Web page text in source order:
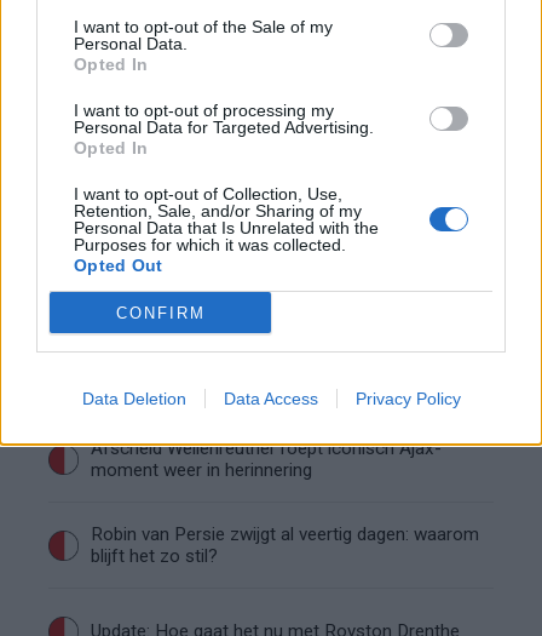
I want to opt-out of the Sale of my
Personal Data.
Opted In
I want to opt-out of processing my
Personal Data for Targeted Advertising.
Opted In
I want to opt-out of Collection, Use,
Retention, Sale, and/or Sharing of my
Personal Data that Is Unrelated with the
Purposes for which it was collected.
Opted Out
CONFIRM
Data Deletion Data Access Privacy Policy
Calvin Stengs opnieuw vader: bijzonder nieuws in
onzekere transferzomer
Zoë Livay raakt draad kwijt tijdens open dag
Feyenoord na storing met autocue
League? PSV en Feyenoord weten dan hun
tegenstanders
Conference League-ophef: Hamrun
uitgeschakeld na omstreden strafschop zonder
VAR
wereldkampioen worden
Afscheid Wellenreuther roept iconisch Ajax-
moment weer in herinnering
Robin van Persie zwijgt al veertig dagen: waarom
blijft het zo stil?
Update: Hoe gaat het nu met Royston Drenthe